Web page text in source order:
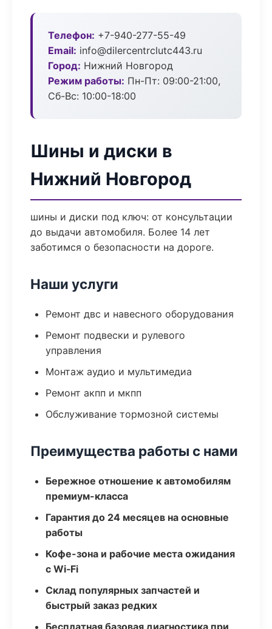
Телефон: +7-940-277-55-49
Email: info@dilercentrclutc443.ru
Город: Нижний Новгород
Режим работы: Пн-Пт: 09:00-21:00,
Сб-Вс: 10:00-18:00
Шины и диски в
Нижний Новгород
шины и диски под ключ: от консультации
до выдачи автомобиля. Более 14 лет
заботимся о безопасности на дороге.
Наши услуги
Ремонт двс и навесного оборудования
Ремонт подвески и рулевого
управления
Монтаж аудио и мультимедиа
Ремонт акпп и мкпп
Обслуживание тормозной системы
Преимущества работы с нами
Бережное отношение к автомобилям
премиум-класса
Гарантия до 24 месяцев на основные
работы
Кофе-зона и рабочие места ожидания
с Wi‑Fi
Склад популярных запчастей и
быстрый заказ редких
Бесплатная базовая диагностика при